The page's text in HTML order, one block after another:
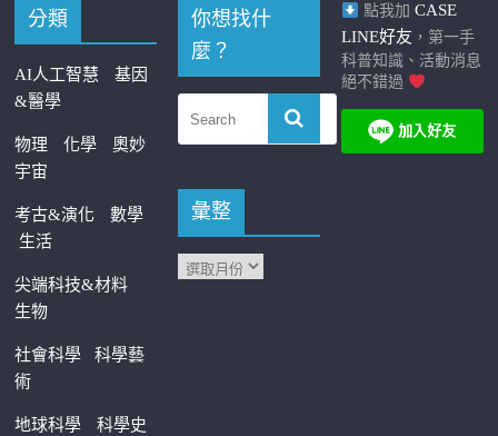
分類
AI人工智慧
基因
&醫學
物理 化學
奧妙
宇宙
考古&演化
數學
生活
尖端科技&材料
生物
社會科學科學藝
術
地球科學 科學史
你想找什
麼？
彙整
點我加 CASE
LINE好友 ，第一手
科普知識、活動消息
絕不錯過